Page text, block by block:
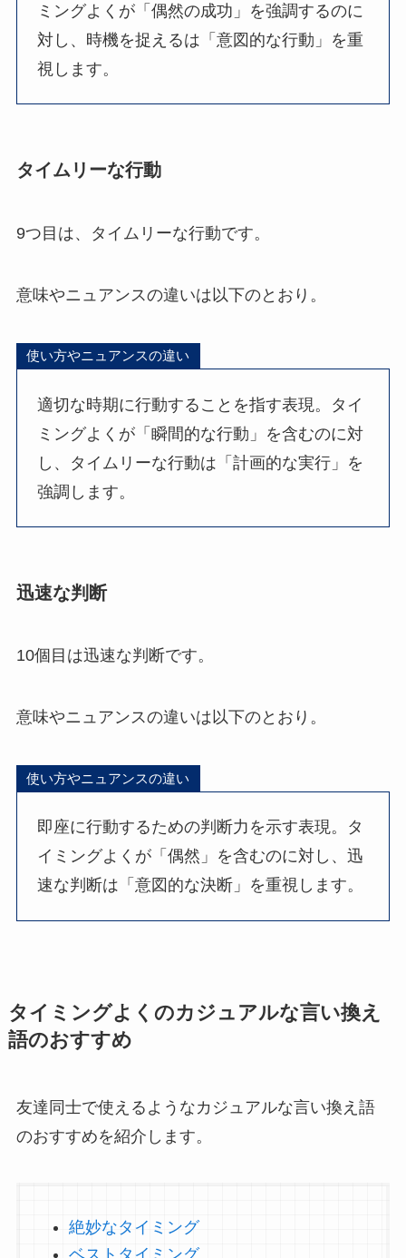
ミングよくが「偶然の成功」を強調するのに
対し、時機を捉えるは「意図的な行動」を重
視します。
タイムリーな行動
9つ目は、タイムリーな行動です。
意味やニュアンスの違いは以下のとおり。
使い方やニュアンスの違い
適切な時期に行動することを指す表現。タイ
ミングよくが「瞬間的な行動」を含むのに対
し、タイムリーな行動は「計画的な実行」を
強調します。
迅速な判断
10個目は迅速な判断です。
意味やニュアンスの違いは以下のとおり。
使い方やニュアンスの違い
即座に行動するための判断力を示す表現。タ
イミングよくが「偶然」を含むのに対し、迅
速な判断は「意図的な決断」を重視します。
タイミングよくのカジュアルな言い換え
語のおすすめ
友達同士で使えるようなカジュアルな言い換え語
のおすすめを紹介します。
絶妙なタイミング